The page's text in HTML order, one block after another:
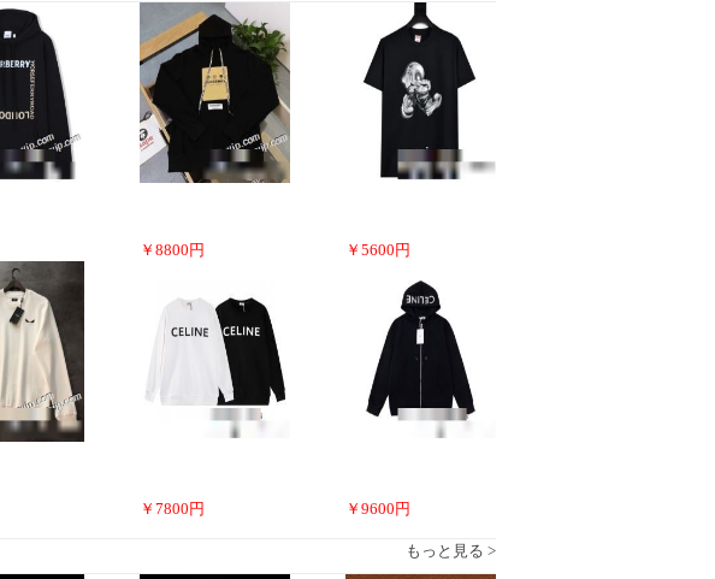
￥ 8800 円 ￥ 5600 円
￥ 7800 円 ￥ 9600 円
もっと見る >